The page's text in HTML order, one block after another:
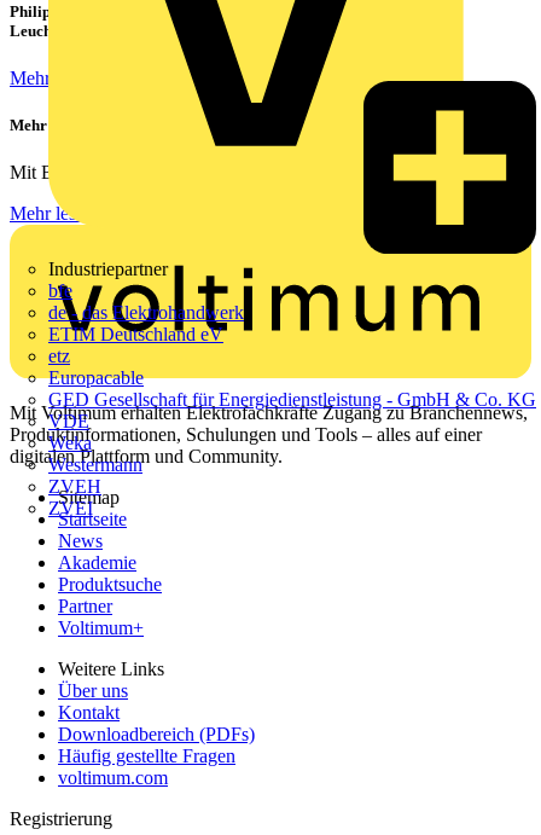
Industriepartner
bfe
de - das Elektrohandwerk
ETIM Deutschland eV
etz
Europacable
GED Gesellschaft für Energiedienstleistung - GmbH & Co. KG
VDE
Weka
Westermann
ZVEH
ZVEI
Philips CorePro LED-Röhren: Der preiswerte 1:1 Ersatz für
Leuchtstoffröhren
Mehr lesen
Mehr Sicherheit für zu Hause
Mit Busch-free@home® schlafen Ihre Kunden ruhiger – ob...
Mehr lesen
Mit Voltimum erhalten Elektrofachkräfte Zugang zu Branchennews,
Produktinformationen, Schulungen und Tools – alles auf einer
digitalen Plattform und Community.
Sitemap
Startseite
News
Akademie
Produktsuche
Partner
Voltimum+
Weitere Links
Über uns
Kontakt
Downloadbereich (PDFs)
Häufig gestellte Fragen
voltimum.com
Registrierung